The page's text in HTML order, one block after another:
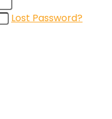
Lost Password?